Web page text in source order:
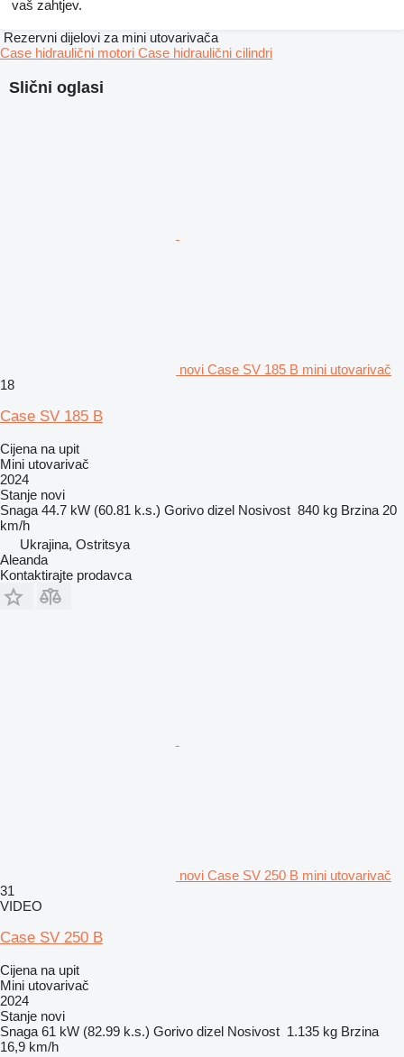
vaš zahtjev.
Slični oglasi
novi Case SV 185 B mini utovarivač
18
Case SV 185 B
Cijena na upit
Mini utovarivač
2024
Stanje novi
Snaga 44.7 kW (60.81 k.s.) Gorivo dizel Nosivost 840 kg Brzina 20
km/h
Ukrajina, Ostritsya
Aleanda
Kontaktirajte prodavca
novi Case SV 250 B mini utovarivač
31
VIDEO
Case SV 250 B
Cijena na upit
Mini utovarivač
2024
Stanje novi
Snaga 61 kW (82.99 k.s.) Gorivo dizel Nosivost 1.135 kg Brzina
16,9 km/h
Rezervni dijelovi za mini utovarivača
Case hidraulični motori Case hidraulični cilindri